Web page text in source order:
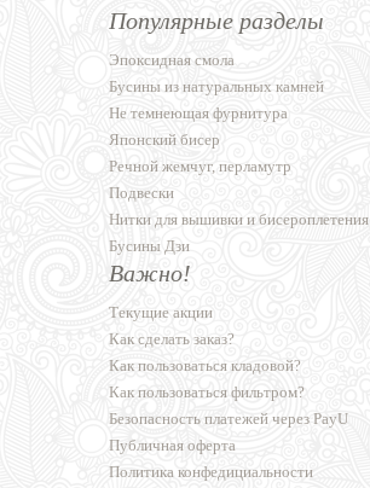
Популярные разделы
Эпоксидная смола
Бусины из натуральных камней
Не темнеющая фурнитура
Японский бисер
Речной жемчуг, перламутр
Подвески
Нитки для вышивки и бисероплетения
Бусины Дзи
Важно!
Текущие акции
Как сделать заказ?
Как пользоваться кладовой?
Как пользоваться фильтром?
Безопасность платежей через PayU
Публичная оферта
Политика конфедициальности